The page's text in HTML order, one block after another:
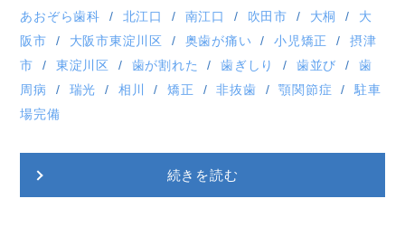
あおぞら歯科
北江口 南江口 吹田市 大桐
大
阪市
大阪市東淀川区 奥歯が痛い 小児矯正
摂津
市
東淀川区 歯が割れた 歯ぎしり 歯並び
歯
周病
瑞光 相川 矯正 非抜歯 顎関節症
駐車
場完備
続きを読む